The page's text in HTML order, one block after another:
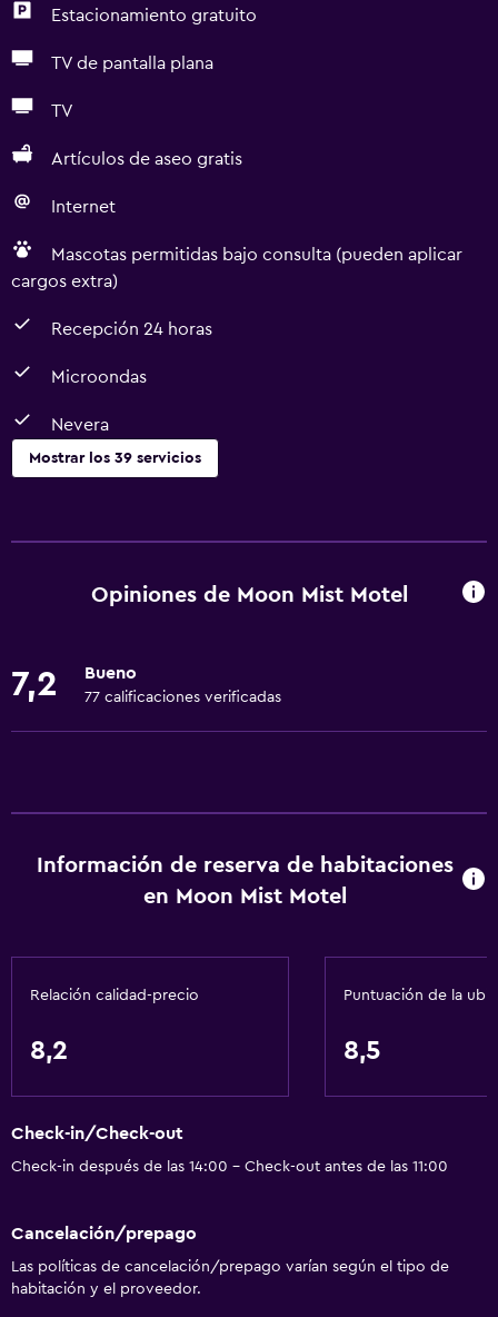
Estacionamiento gratuito
TV de pantalla plana
TV
Artículos de aseo gratis
Internet
Mascotas permitidas bajo consulta (pueden aplicar
cargos extra)
Recepción 24 horas
Microondas
Nevera
Mostrar los 39 servicios
Wifi gratis
Toallas
Alarma de humo
Toallas/ropa de cama (cargo adicional)
Papel higiénico
Ducha
Accesibilidad y adecuación
Opiniones de Moon Mist Motel
7,2 Bueno
77 calificaciones verificadas
Información de reserva de habitaciones
en Moon Mist Motel
Relación calidad-precio
8,2
Puntuación de la
8,5
Check-in/Check-out
Check-in después de las 14:00 - Check-out antes de las 11:00
Cancelación/prepago
Las políticas de cancelación/prepago varían según el tipo de
habitación y el proveedor.